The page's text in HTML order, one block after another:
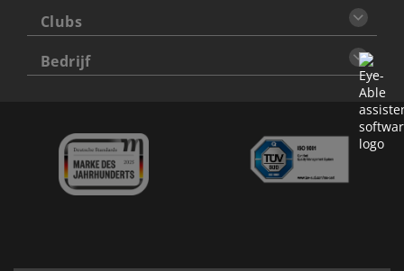
Clubs
Bedrijf